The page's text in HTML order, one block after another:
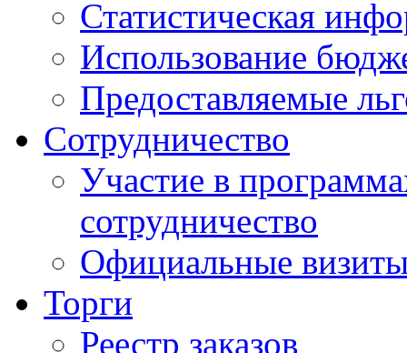
Статистическая
Использование
Предоставляемые
Сотрудничество
Участие в
сотрудничество
Официальные
Торги
Реестр заказов